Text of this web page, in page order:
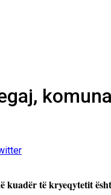
kuadër të kryeqytetit